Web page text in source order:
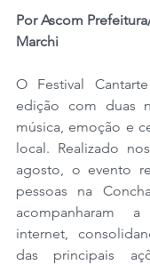
Por Ascom
Marchi
O Festival
edição com duas
música, emoção e
local. Realizado
agosto, o evento
pessoas na
acompanharam
internet,
das principais